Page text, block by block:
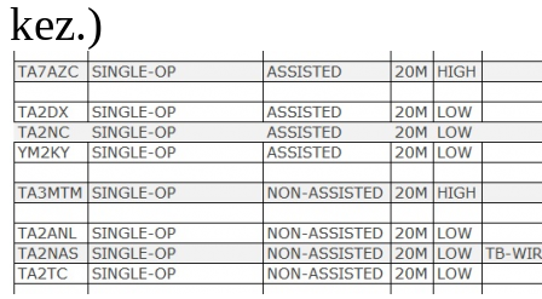
kez.)